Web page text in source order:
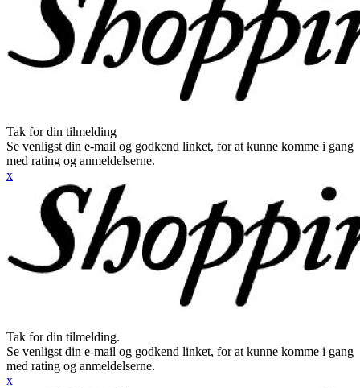
Tak for din tilmelding
Se venligst din e-mail og godkend linket, for at kunne komme i gang
med rating og anmeldelserne.
x
Tak for din tilmelding.
Se venligst din e-mail og godkend linket, for at kunne komme i gang
med rating og anmeldelserne.
x